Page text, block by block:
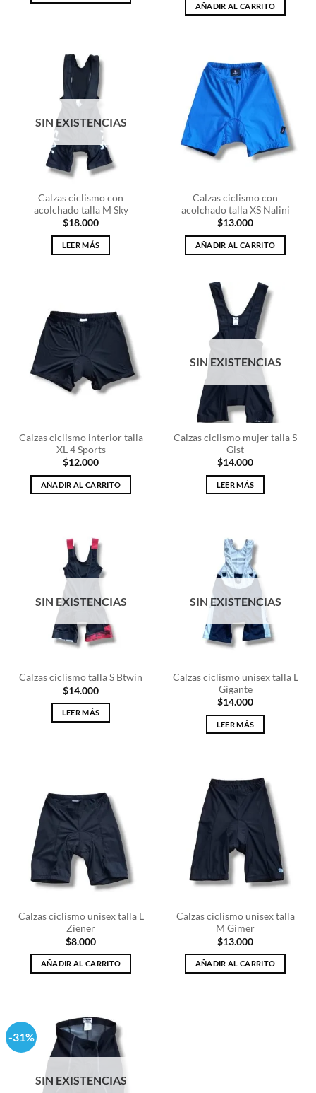
AÑADIR AL CARRITO
SIN EXISTENCIAS
Calzas ciclismo con
acolchado talla M Sky
$18.000
LEER MÁS
Calzas ciclismo con
acolchado talla XS Nalini
$13.000
AÑADIR AL CARRITO
Calzas ciclismo interior talla
XL 4 Sports
$12.000
AÑADIR AL CARRITO
SIN EXISTENCIAS
Calzas ciclismo mujer talla S
Gist
$14.000
LEER MÁS
SIN EXISTENCIAS
Calzas ciclismo talla S Btwin
$14.000
LEER MÁS
SIN EXISTENCIAS
Calzas ciclismo unisex talla L
Gigante
$14.000
LEER MÁS
Calzas ciclismo unisex talla L
Ziener
$8.000
AÑADIR AL CARRITO
Calzas ciclismo unisex talla
M Gimer
$13.000
AÑADIR AL CARRITO
-31%
SIN EXISTENCIAS